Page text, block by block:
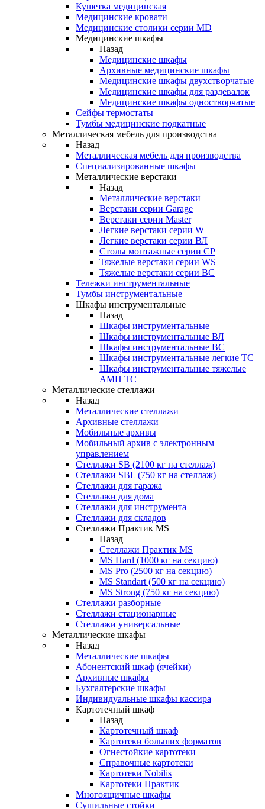
Кушетка медицинская
Медицинские кровати
Медицинские столики серии MD
Медицинские шкафы
Назад
Медицинские шкафы
Архивные медицинские шкафы
Медицинские шкафы двухстворчатые
Медицинские шкафы для раздевалок
Медицинские шкафы одностворчатые
Сейфы термостаты
Тумбы медицинские подкатные
Металлическая мебель для производства
Назад
Металлическая мебель для производства
Cпециализированные шкафы
Металлические верстаки
Назад
Металлические верстаки
Верстаки серии Garage
Верстаки серии Master
Легкие верстаки серии W
Легкие верстаки серии ВЛ
Столы монтажные серии СР
Тяжелые верстаки серии WS
Тяжелые верстаки серии ВС
Тележки инструментальные
Тумбы инструментальные
Шкафы инструментальные
Назад
Шкафы инструментальные
Шкафы инструментальные ВЛ
Шкафы инструментальные ВС
Шкафы инструментальные легкие ТС
Шкафы инструментальные тяжелые
AMH TC
Металлические стеллажи
Назад
Металлические стеллажи
Архивные стеллажи
Мобильные архивы
Мобильный архив с электронным
управлением
Стеллажи SB (2100 кг на стеллаж)
Стеллажи SBL (750 кг на стеллаж)
Стеллажи для гаража
Стеллажи для дома
Стеллажи для инструмента
Стеллажи для складов
Стеллажи Практик MS
Назад
Стеллажи Практик MS
MS Hard (1000 кг на секцию)
MS Pro (2500 кг на секцию)
MS Standart (500 кг на секцию)
MS Strong (750 кг на секцию)
Стеллажи разборные
Стеллажи стационарные
Стеллажи универсальные
Металлические шкафы
Назад
Металлические шкафы
Абонентский шкаф (ячейки)
Архивные шкафы
Бухгалтерские шкафы
Индивидуальные шкафы кассира
Картотечный шкаф
Назад
Картотечный шкаф
Картотеки больших форматов
Огнестойкие картотеки
Справочные картотеки
Картотеки Nobilis
Картотеки Практик
Многоящичные шкафы
Сушильные стойки